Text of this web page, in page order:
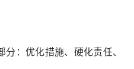
：优化措施、硬化责任、